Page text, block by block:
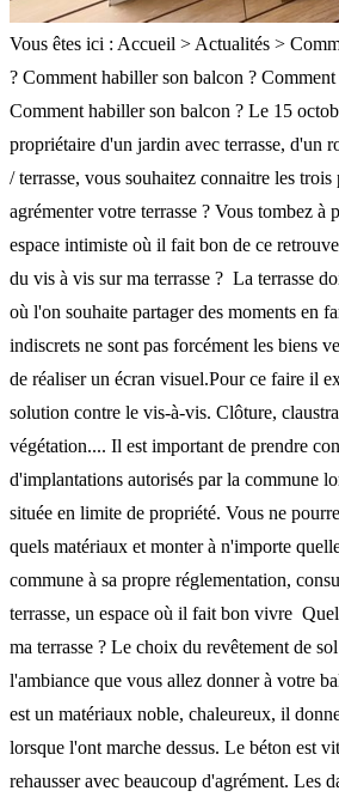
Vous êtes ici : Accueil > Actualités >
? Comment habiller son balcon ? Comment
Comment habiller son balcon ? Le 15
propriétaire d'un jardin avec terrasse, d'un
/ terrasse, vous souhaitez connaitre les
agrémenter votre terrasse ? Vous tombez à
espace intimiste où il fait bon de ce
du vis à vis sur ma terrasse ? La terrasse
où l'on souhaite partager des moments en
indiscrets ne sont pas forcément les biens
de réaliser un écran visuel.Pour ce faire il
solution contre le vis-à-vis. Clôture,
végétation.... Il est important de prendre
d'implantations autorisés par la commune
située en limite de propriété. Vous ne
quels matériaux et monter à n'importe
commune à sa propre réglementation,
terrasse, un espace où il fait bon vivre
ma terrasse ? Le choix du revêtement de
l'ambiance que vous allez donner à votre
est un matériaux noble, chaleureux, il
lorsque l'ont marche dessus. Le béton est
rehausser avec beaucoup d'agrément. Les